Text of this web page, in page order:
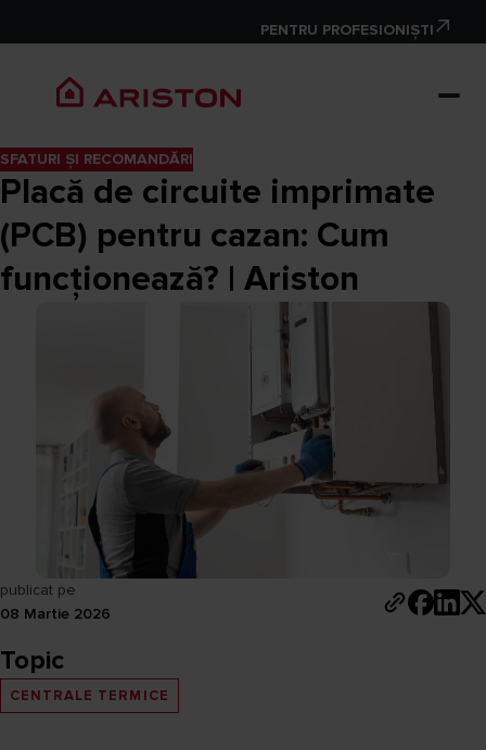
PENTRU PROFESIONIȘTI
SFATURI ȘI RECOMANDĂRI
Placă de circuite imprimate
(PCB) pentru cazan: Cum
funcționează? | Ariston
publicat pe
08 Martie 2026
Topic
CENTRALE TERMICE